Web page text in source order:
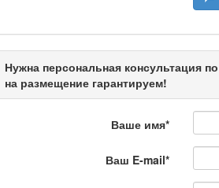
Что скажет доктор?
Станем чемпионами
Нужна персональная консультация
на размещение гарантируем!
Ваше имя*
Ваш E-mail*